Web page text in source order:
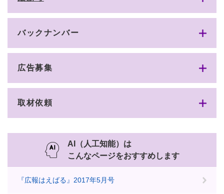
バックナンバー
広告募集
取材依頼
AI（人工知能）は
こんなページをおすすめします
『広報はえばる』2017年5月号